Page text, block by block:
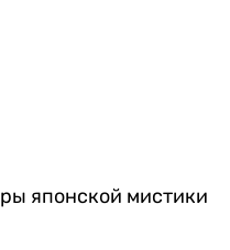
японской мистики